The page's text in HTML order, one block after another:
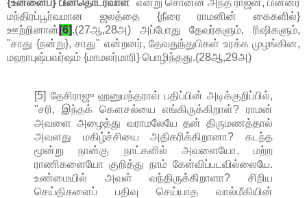
மந்திரப்பூர்வமான ஜலத்தை {நீரை ராமனின் கைகளில்}
ஊற்றினான் [6].(27ஆ,28அ) அப்போது தேவர்களும், ரிஷிகளும்,
"சாது {நன்று}, சாது" என்றனர், தேவதுந்துபிகள் உரக்க முழங்கின,
மஹாபுஷ்பவர்ஷம் {மாமலர்மாரி} பொழிந்தது.(28ஆ,29அ)
[5] தேசிராஜு ஹனுமந்தராவ் பதிப்பின் அடிக்குறிப்பில்,
"சரி, இந்தக் கௌசல்யை எங்கிருக்கிறாள்? ராமன்
அவளை அழைத்து வராமலேயே தன் திருமணத்தால்
அவளது மகிழ்ச்சியை அதிகரிக்கிறானா? கடந்த
மூன்று நான்கு நாட்களில் அவளையோ, மற்ற
ராணிகளையோ குறித்து நாம் கேள்விப்படவில்லையே.
உண்மையில் அவள் வந்திருக்கிறாளா? சிறிய
செய்திகளைப் பதிவு செய்யாத வால்மீகியின்